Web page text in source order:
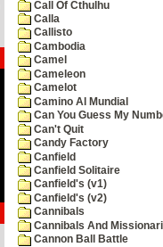
Call Of Cthulhu
Calla
Callisto
Cambodia
Camel
Cameleon
Camelot
Camino Al Mundial
Can You Guess My
Can't Quit
Candy Factory
Canfield
Canfield Solitaire
Canfield's (v1)
Canfield's (v2)
Cannibals
Cannibals And
Cannon Ball Battle